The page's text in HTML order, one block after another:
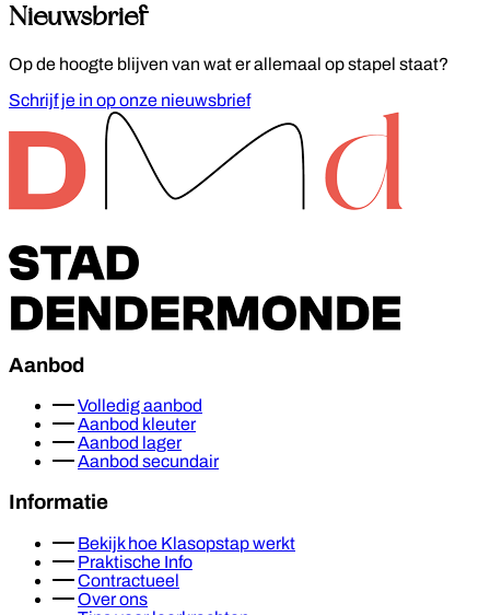
Nieuwsbrief
Op de hoogte blijven van wat er allemaal op stapel staat?
Schrijf je in op onze nieuwsbrief
Aanbod
Volledig aanbod
Aanbod kleuter
Aanbod lager
Aanbod secundair
Informatie
Bekijk hoe Klasopstap werkt
Praktische Info
Contractueel
Over ons